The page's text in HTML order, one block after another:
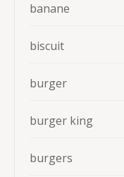
banane
biscuit
burger
burger king
burgers